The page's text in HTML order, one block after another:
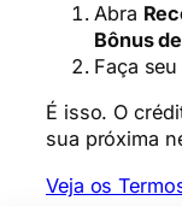
Abra
Bônus
Faça
É isso. O
sua próxima
Veja os